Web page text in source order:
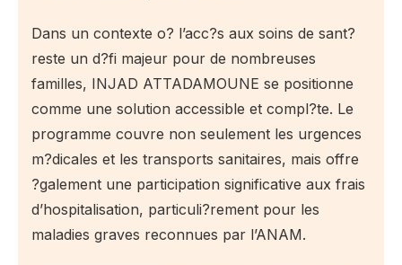
Dans un contexte o? l’acc?s aux soins de sant?
reste un d?fi majeur pour de nombreuses
familles, INJAD ATTADAMOUNE se positionne
comme une solution accessible et compl?te. Le
programme couvre non seulement les urgences
m?dicales et les transports sanitaires, mais offre
?galement une participation significative aux frais
d’hospitalisation, particuli?rement pour les
maladies graves reconnues par l’ANAM.